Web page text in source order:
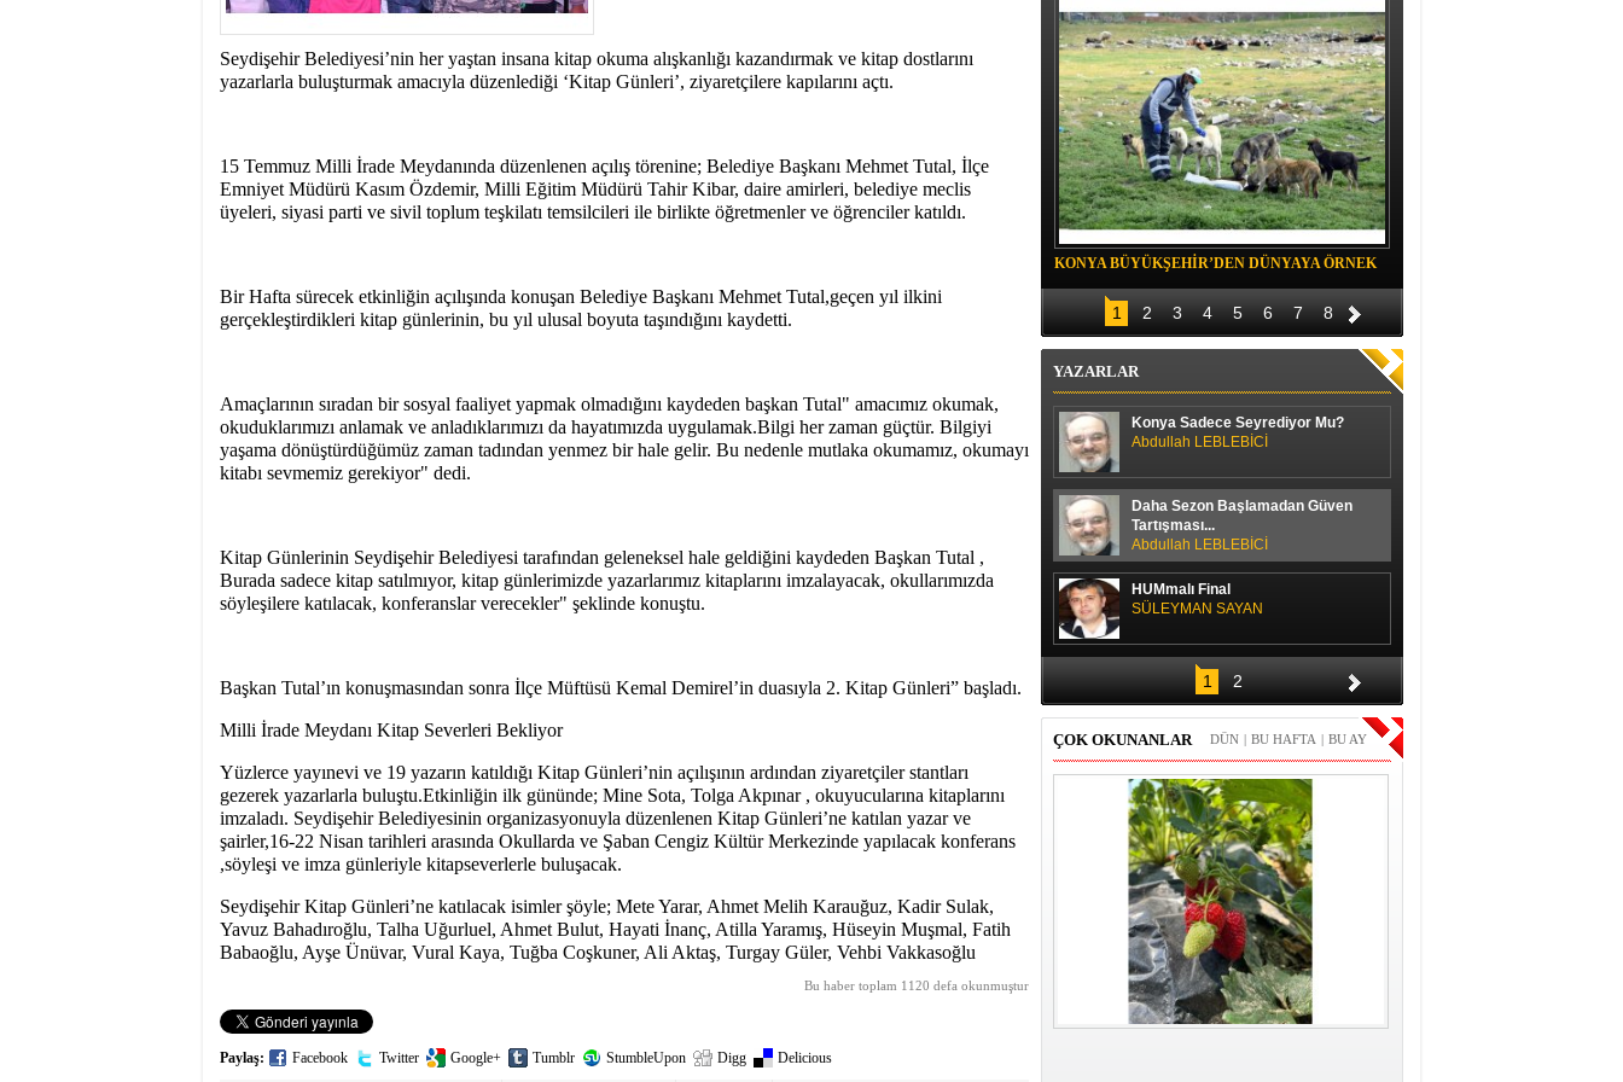
15:31- Seydişehir'in Boyalı Mahallesi'nde "Mor Mucize"
Seydişehir Belediyesi’nin her yaştan insana kitap okuma alışkanlığı kazandırmak ve kitap dostlarını
yazarlarla buluşturmak amacıyla düzenlediği ‘Kitap Günleri’, ziyaretçilere kapılarını açtı.
15 Temmuz Milli İrade Meydanında düzenlenen açılış törenine; Belediye Başkanı Mehmet Tutal, İlçe
Emniyet Müdürü Kasım Özdemir, Milli Eğitim Müdürü Tahir Kibar, daire amirleri, belediye meclis
üyeleri, siyasi parti ve sivil toplum teşkilatı temsilcileri ile birlikte öğretmenler ve öğrenciler katıldı.
Bir Hafta sürecek etkinliğin açılışında konuşan Belediye Başkanı Mehmet Tutal,geçen yıl ilkini
gerçekleştirdikleri kitap günlerinin, bu yıl ulusal boyuta taşındığını kaydetti.
Amaçlarının sıradan bir sosyal faaliyet yapmak olmadığını kaydeden başkan Tutal" amacımız okumak,
okuduklarımızı anlamak ve anladıklarımızı da hayatımızda uygulamak.Bilgi her zaman güçtür. Bilgiyi
yaşama dönüştürdüğümüz zaman tadından yenmez bir hale gelir. Bu nedenle mutlaka okumamız, okumayı
kitabı sevmemiz gerekiyor" dedi.
Kitap Günlerinin Seydişehir Belediyesi tarafından geleneksel hale geldiğini kaydeden Başkan Tutal ,
Burada sadece kitap satılmıyor, kitap günlerimizde yazarlarımız kitaplarını imzalayacak, okullarımızda
söyleşilere katılacak, konferanslar verecekler" şeklinde konuştu.
Başkan Tutal’ın konuşmasından sonra İlçe Müftüsü Kemal Demirel’in duasıyla 2. Kitap Günleri” başladı.
Milli İrade Meydanı Kitap Severleri Bekliyor
Yüzlerce yayınevi ve 19 yazarın katıldığı Kitap Günleri’nin açılışının ardından ziyaretçiler stantları
gezerek yazarlarla buluştu.Etkinliğin ilk gününde; Mine Sota, Tolga Akpınar , okuyucularına kitaplarını
imzaladı. Seydişehir Belediyesinin organizasyonuyla düzenlenen Kitap Günleri’ne katılan yazar ve
şairler,16-22 Nisan tarihleri arasında Okullarda ve Şaban Cengiz Kültür Merkezinde yapılacak konferans
,söyleşi ve imza günleriyle kitapseverlerle buluşacak.
Seydişehir Kitap Günleri’ne katılacak isimler şöyle; Mete Yarar, Ahmet Melih Karauğuz, Kadir Sulak,
Yavuz Bahadıroğlu, Talha Uğurluel, Ahmet Bulut, Hayati İnanç, Atilla Yaramış, Hüseyin Muşmal, Fatih
Babaoğlu, Ayşe Ünüvar, Vural Kaya, Tuğba Coşkuner, Ali Aktaş, Turgay Güler, Vehbi Vakkasoğlu
Bu haber toplam 1120 defa okunmuştur
Paylaş: Facebook Twitter Google+ Tumblr StumbleUpon Digg Delicious
KONYA BÜYÜKŞEHİR’DEN DÜNYAYA ÖRNEK
PROJE
1 2 3 4 5 6 7 8
YAZARLAR
Konya Sadece Seyrediyor Mu?
Abdullah LEBLEBİCİ
Daha Sezon Başlamadan Güven
Tartışması...
Abdullah LEBLEBİCİ
HUMmalı Final
SÜLEYMAN SAYAN
SPOR SOHBETİ
H. Yüksel GÜLAY
1 2
ÇOK OKUNANLAR BU AY
|
BU HAFTA
|
DÜN